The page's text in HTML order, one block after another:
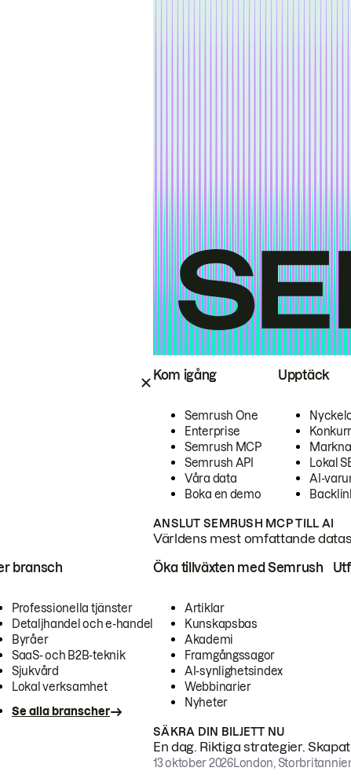
Kom igång
Semrush One
Enterprise
Semrush MCP
Semrush API
Våra data
Boka en demo
Upptäck
Lokal
AI-
ANSLUT SEMRUSH MCP TILL AI
Världens mest omfattande
bransch
Professionella tjänster
Detaljhandel och e-handel
Byråer
SaaS- och B2B-teknik
Sjukvård
Lokal verksamhet
Se alla branscher
Öka tillväxten med Semrush
Artiklar
Kunskapsbas
Akademi
Framgångssagor
AI-synlighetsindex
Webbinarier
Nyheter
SÄKRA DIN BILJETT NU
En dag. Riktiga strategier.
13 oktober 2026London,